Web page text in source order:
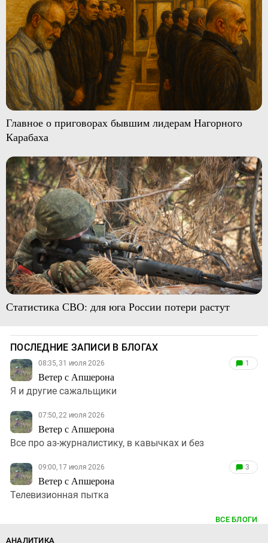
Главное о приговорах бывшим лидерам Нагорного
Карабаха
Статистика СВО: для юга России потери растут
ПОСЛЕДНИЕ ЗАПИСИ В БЛОГАХ
08:35, 31 июля 2026
Ветер с Апшерона
1
Я и другие сажальщики
07:50, 22 июля 2026
Ветер с Апшерона
Все про аз-журналистику, в кавычках и без
09:00, 17 июля 2026
Ветер с Апшерона
3
Телевизионная пытка
ВСЕ БЛОГИ
АНАЛИТИКА